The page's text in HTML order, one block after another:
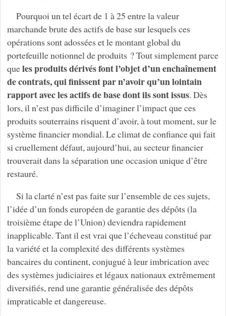
Pourquoi un tel écart de 1 à 25 entre la valeur
marchande brute des actifs de base sur lesquels ces
opérations sont adossées et le montant global du
portefeuille notionnel de produits ? Tout simplement parce
queles produits dérivés font l’objet d’un enchaînement
de contrats, qui finissent par n’avoir qu’un lointain
rapport avec les actifs de base dont ils sont issus. Dès
lors, il n’est pas difficile d’imaginer l’impact que ces
produits souterrains risquent d’avoir, à tout moment, sur le
système financier mondial. Le climat de confiance qui fait
si cruellement défaut, aujourd’hui, au secteur financier
trouverait dans la séparation une occasion unique d’être
restauré.
Si la clarté n’est pas faite sur l’ensemble de ces sujets,
l’idée d’un fonds européen de garantie des dépôts (la
troisième étape de l’Union) deviendra rapidement
inapplicable. Tant il est vrai que l’écheveau constitué par
la variété et la complexité des différents systèmes
bancaires du continent, conjugué à leur imbrication avec
des systèmes judiciaires et légaux nationaux extrêmement
diversifiés, rend une garantie généralisée des dépôts
impraticable et dangereuse.